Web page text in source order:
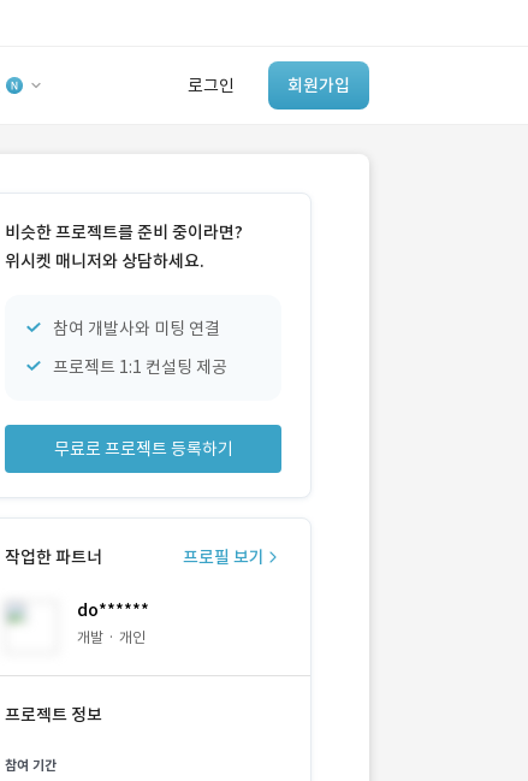
로그인 회원가입
‘이런 거’ 만들어본
개발 회사 있어?
비슷한 프로젝트를 준비 중이라면?
위시켓 매니저와 상담하세요.
참여 개발사와 미팅 연결
프로젝트 1:1 컨설팅 제공
무료로 프로젝트 등록하기
작업한 파트너 프로필 보기
do******
개발 · 개인
프로젝트 정보
참여 기간